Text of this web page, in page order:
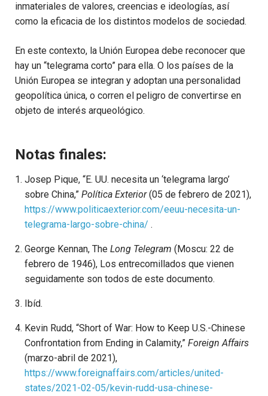
inmateriales de valores, creencias e ideologías, así
como la eficacia de los distintos modelos de sociedad.
En este contexto, la Unión Europea debe reconocer que
hay un “telegrama corto” para ella. O los países de la
Unión Europea se integran y adoptan una personalidad
geopolítica única, o corren el peligro de convertirse en
objeto de interés arqueológico.
Notas finales:
Josep Pique, “E. UU. necesita un ‘telegrama largo’
sobre China,” Política Exterior(05 de febrero de 2021),
https://www.politicaexterior.com/eeuu-necesita-un-
telegrama-largo-sobre-china/ .
George Kennan, The Long Telegram (Moscu: 22 de
febrero de 1946), Los entrecomillados que vienen
seguidamente son todos de este documento.
Ibíd.
Kevin Rudd, “Short of War: How to Keep U.S.-Chinese
Confrontation from Ending in Calamity,” Foreign Affairs
(marzo-abril de 2021),
https://www.foreignaffairs.com/articles/united-
states/2021-02-05/kevin-rudd-usa-chinese-